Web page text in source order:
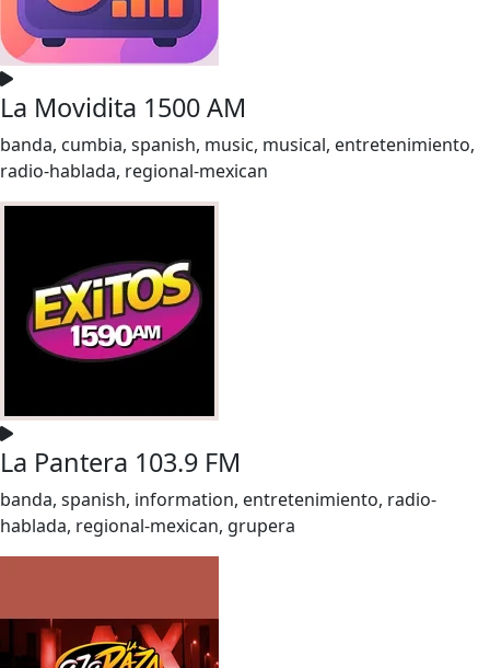
La Movidita 1500 AM
banda, cumbia, spanish, music, musical, entretenimiento,
radio-hablada, regional-mexican
La Pantera 103.9 FM
banda, spanish, information, entretenimiento, radio-
hablada, regional-mexican, grupera